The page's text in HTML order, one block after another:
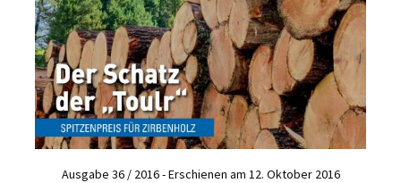
Ausgabe 36 / 2016 - Erschienen am 12. Oktober 2016